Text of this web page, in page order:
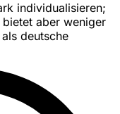
individualisieren;
aber weniger
deutsche